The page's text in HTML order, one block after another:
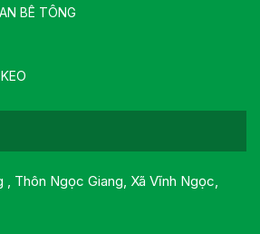
BÊ TÔNG
Thôn Ngọc Giang, Xã Vĩnh Ngọc,